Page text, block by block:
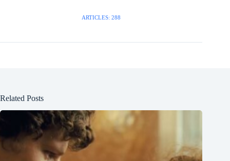
ARTICLES: 288
Related Posts